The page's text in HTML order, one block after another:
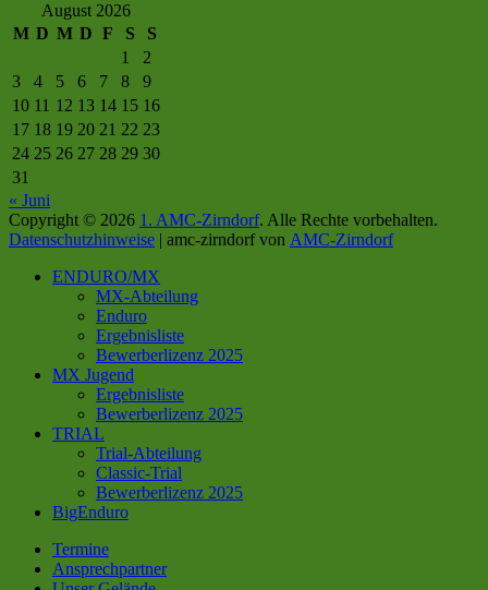
August 2026
M D M D F S
S
1
2
3
4 5 6 7 8
9
10 11 12 13 14 15 16
17 18 19 20 21 22 23
24 25 26 27 28 29 30
31
« Juni
Copyright © 2026 1. AMC-Zirndorf. Alle Rechte vorbehalten.
Datenschutz­hinweise | amc-zirndorf von AMC-Zirndorf
oben
ENDURO/MX
MX-Abteilung
Enduro
Ergebnisliste
Bewerberlizenz 2025
MX Jugend
Ergebnisliste
Bewerberlizenz 2025
TRIAL
Trial-Abteilung
Classic-Trial
Bewerberlizenz 2025
BigEnduro
Termine
Ansprechpartner